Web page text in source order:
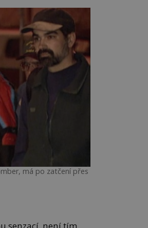
má po zatčení přes